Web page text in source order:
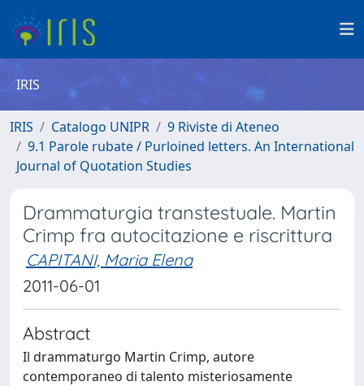
IRIS
IRIS Catalogo UNIPR
9 Riviste di Ateneo
9.1 Parole rubate / Purloined letters. An International
Journal of Quotation Studies
Drammaturgia transtestuale. Martin
Crimp fra autocitazione e riscrittura
CAPITANI, Maria Elena
2011-06-01
Abstract
Il drammaturgo Martin Crimp, autore
contemporaneo di talento misteriosamente